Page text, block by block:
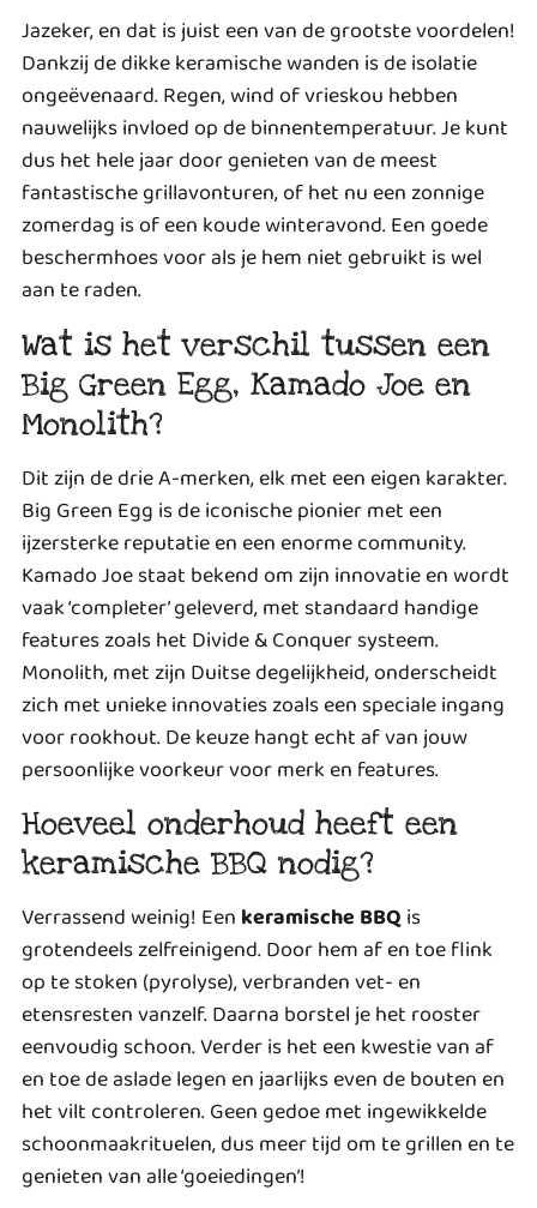
Jazeker, en dat is juist een van de grootste voordelen!
Dankzij de dikke keramische wanden is de isolatie
ongeëvenaard. Regen, wind of vrieskou hebben
nauwelijks invloed op de binnentemperatuur. Je kunt
dus het hele jaar door genieten van de meest
fantastische grillavonturen, of het nu een zonnige
zomerdag is of een koude winteravond. Een goede
beschermhoes voor als je hem niet gebruikt is wel
aan te raden.
Wat is het verschil tussen een
Big Green Egg, Kamado Joe en
Monolith?
Dit zijn de drie A-merken, elk met een eigen karakter.
Big Green Egg is de iconische pionier met een
ijzersterke reputatie en een enorme community.
Kamado Joe staat bekend om zijn innovatie en wordt
vaak ‘completer’ geleverd, met standaard handige
features zoals het Divide & Conquer systeem.
Monolith, met zijn Duitse degelijkheid, onderscheidt
zich met unieke innovaties zoals een speciale ingang
voor rookhout. De keuze hangt echt af van jouw
persoonlijke voorkeur voor merk en features.
Hoeveel onderhoud heeft een
keramische BBQ nodig?
Verrassend weinig! Een keramische BBQis
grotendeels zelfreinigend. Door hem af en toe flink
op te stoken (pyrolyse), verbranden vet- en
etensresten vanzelf. Daarna borstel je het rooster
eenvoudig schoon. Verder is het een kwestie van af
en toe de aslade legen en jaarlijks even de bouten en
het vilt controleren. Geen gedoe met ingewikkelde
schoonmaakrituelen, dus meer tijd om te grillen en te
genieten van alle ‘goeiedingen’!